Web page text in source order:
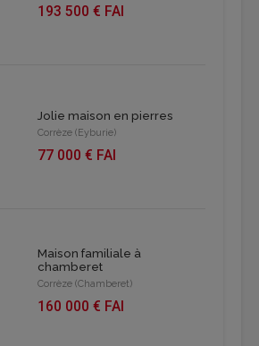
193 500 € FAI
Jolie maison en pierres
Corrèze (Eyburie)
77 000 € FAI
Maison familiale à
chamberet
Corrèze (Chamberet)
160 000 € FAI